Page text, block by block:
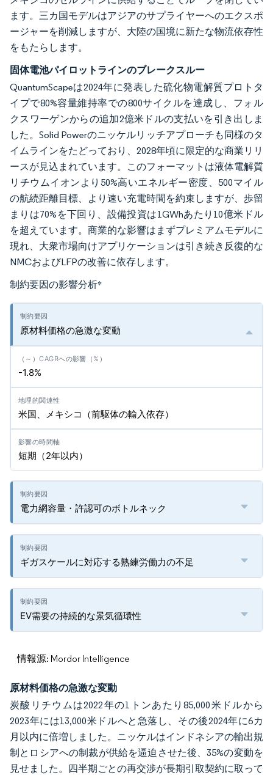
ます。三カ国モデルはアジアのサプライヤーへのエクスポ
ージャーを削減しますが、大陸の国境に新たな物流依存性
をもたらします。
固体電池パイロットラインのブレークスルー
QuantumScapeは2024年に発表した硫化物電解質プロトタ
イプで80%容量維持率での800サイクルを達成し、フォル
クスワーゲンからの追加2億米ドルの支払いを引き出しま
した。Solid Powerのニッケルリッチアプローチも同様のタ
イムラインをたどっており、2028年頃に限定的な商業リリ
ースが見込まれています。このフォーマットは液体電解質
リチウムイオンより50%高いエネルギー密度、500マイル
の航続距離目標、より速い充電時間を約束しますが、歩留
まりは70%を下回り、設備投資は1GWhあたり10億米ドル
を超えています。商業的な影響はまずプレミアムモデルに
現れ、大衆市場向けアプリケーションは引き続き反復的な
NMCおよびLFPの改善に依存します。
制約要因の影響分析*
原材料価格の急激な変動
-1.8%
米国、メキシコ（前駆体の輸入依存）
短期（2年以内）
電力網容量・許認可のボトルネック
ギガスケールに対応する熟練労働力の不足
EV需要の持続的な景気循環性
情報源: Mordor Intelligence
原材料価格の急激な変動
炭酸リチウムは2022年の1トンあたり85,000米ドルから
2023年には13,000米ドルへと急落し、その後2024年に6カ
月以内に倍増しました。ニッケルはインドネシアの輸出規
制とロシアへの制裁が供給を逼迫させた後、35%の変動を
見せました。四半期ごとの再交渉が長期引取契約に取って